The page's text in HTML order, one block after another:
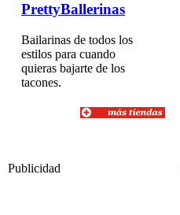
PrettyBallerinas
Bailarinas de todos los
estilos para cuando
quieras bajarte de los
tacones.
Publicidad